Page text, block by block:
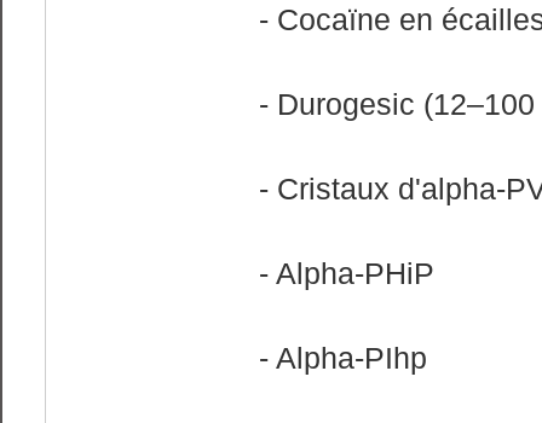
- Cocaïne en
- Durogesic (12–100
- Cristaux d'alpha-
- Alpha-PHiP
- Alpha-PIhp